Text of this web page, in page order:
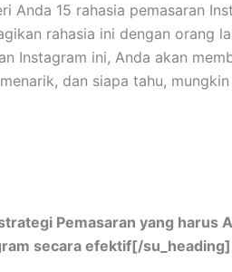
Anda 15 rahasia pemasaran
rahasia ini dengan orang
Instagram ini, Anda akan
dan siapa tahu,
Pemasaran yang harus
secara efektif[/su_heading]